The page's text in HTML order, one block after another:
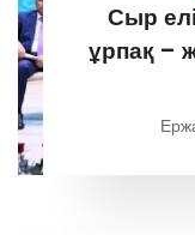
Сыр
ұрпақ –